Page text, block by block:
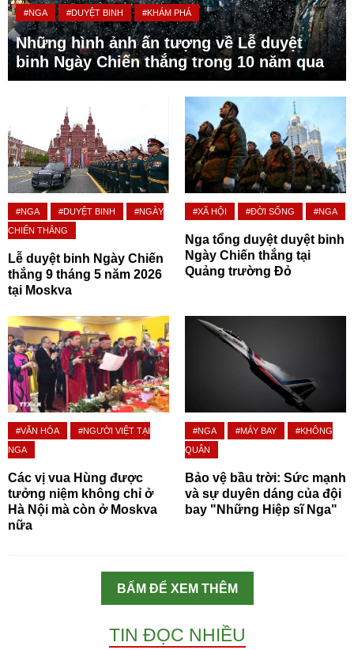
#NGA #DUYỆT BINH #KHÁM PHÁ
Những hình ảnh ấn tượng về Lễ duyệt
binh Ngày Chiến thắng trong 10 năm qua
#NGA #DUYỆT BINH
#NGÀY
CHIẾN THẮNG
Lễ duyệt binh Ngày Chiến
thắng 9 tháng 5 năm 2026
tại Moskva
#XÃ HỘI #ĐỜI SỐNG #NGA
Nga tổng duyệt duyệt binh
Ngày Chiến thắng tại
Quảng trường Đỏ
#VĂN HÓA
#NGƯỜI VIỆT TẠI
NGA
Các vị vua Hùng được
tưởng niệm không chỉ ở
Hà Nội mà còn ở Moskva
nữa
#NGA #MÁY BAY
#KHÔNG
QUÂN
Bảo vệ bầu trời: Sức mạnh
và sự duyên dáng của đội
bay "Những Hiệp sĩ Nga"
BẤM ĐỂ XEM THÊM
TIN ĐỌC NHIỀU